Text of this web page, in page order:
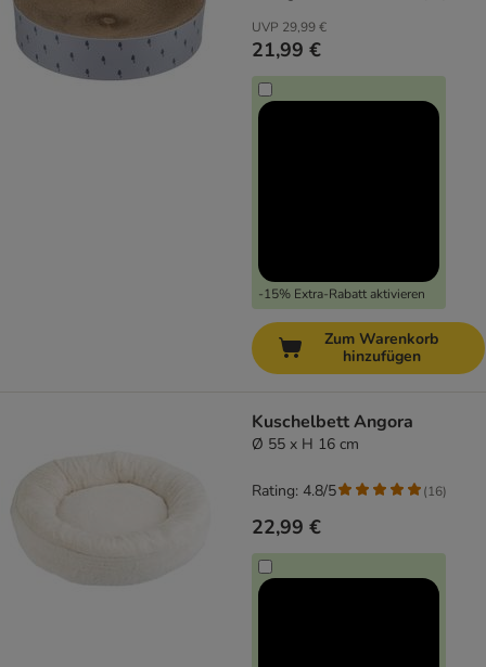
UVP 29,99 €
21,99 €
-15% Extra-Rabatt aktivieren
Zum Warenkorb
hinzufügen
Kuschelbett Angora
Ø 55 x H 16 cm
22,99 €
Rating: 4.8/5 (16)